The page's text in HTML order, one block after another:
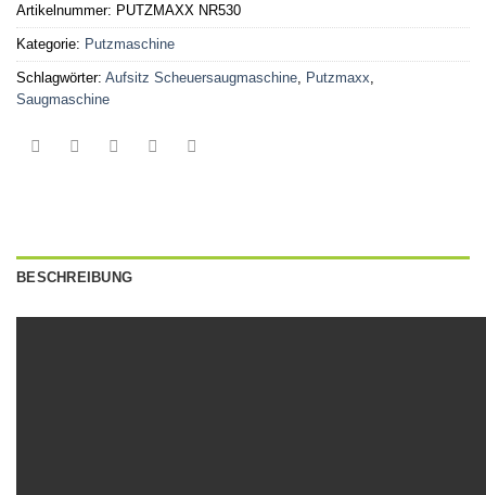
Artikelnummer: PUTZMAXX NR530
Kategorie: Putzmaschine
Schlagwörter: Aufsitz Scheuersaugmaschine, Putzmaxx,
Saugmaschine
BESCHREIBUNG